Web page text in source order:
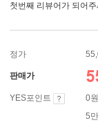
첫번째 리뷰어가 되어
정가
판매가
YES포인트
0원
5